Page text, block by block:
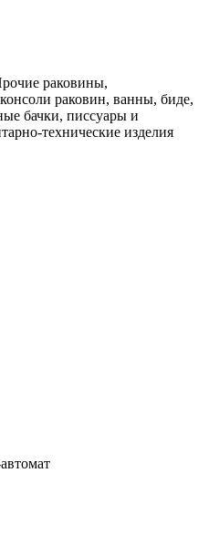
раковины,
раковин, ванны, биде,
бачки, писсуары и
технические изделия